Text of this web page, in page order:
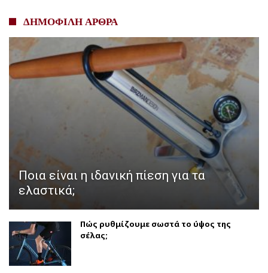
ΔΗΜΟΦΙΛΗ ΑΡΘΡΑ
Ποια είναι η ιδανική πίεση για τα
ελαστικά;
Πώς ρυθμίζουμε σωστά το ύψος της
σέλας;